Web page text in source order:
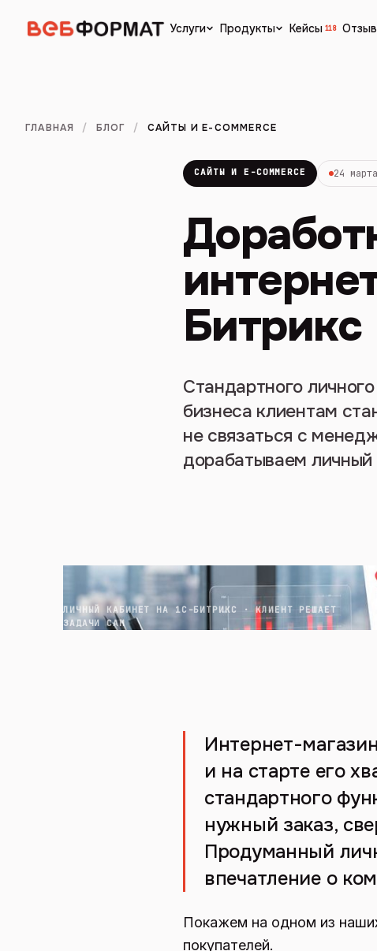
Услуги Продукты Кейсы 118
ГЛАВНАЯ / БЛОГ / САЙТЫ И E-COMMERCE
САЙТЫ И E-COMMERCE 24
Битрикс
Стандартного
бизнеса клиентам
не связаться с
дорабатываем личный
ЛИЧНЫЙ КАБИНЕТ НА 1С-БИТРИКС · КЛИЕНТ РЕШАЕТ
ЗАДАЧИ САМ
Интернет-
и на старте его
стандартного
нужный заказ,
Продуманный
впечатление о
Покажем на одном из
покупателей.